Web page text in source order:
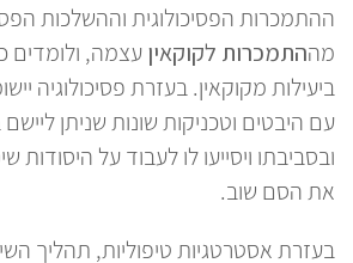
ההתמכרות הפסיכולוגית וההשלכות
מההתמכרות לקוקאיןעצמה, ולומדים
ביעילות מקוקאין. בעזרת פסיכולוגיה
עם היבטים וטכניקות שונות שניתן ליישם
ובסביבתו ויסייעו לו לעבוד על היסודות
את הסם שוב.
בעזרת אסטרטגיות טיפוליות, תהליך